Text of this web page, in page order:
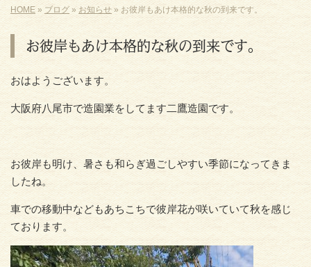
HOME » ブログ » お知らせ » お彼岸もあけ本格的な秋の到来です。
お彼岸もあけ本格的な秋の到来です。
おはようございます。
大阪府八尾市で造園業をしてます二鷹造園です。
お彼岸も明け、暑さも和らぎ過ごしやすい季節になってきま
したね。
車での移動中などもあちこちで彼岸花が咲いていて秋を感じ
ております。